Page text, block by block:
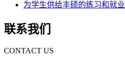
为学生供给丰硕的练习和就
联系我们
CONTACT US